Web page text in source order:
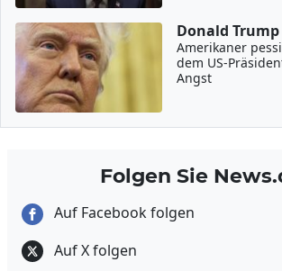
Donald Trump
Amerikaner
dem US-
Angst
Folgen Sie
Auf Facebook folgen
Auf X folgen